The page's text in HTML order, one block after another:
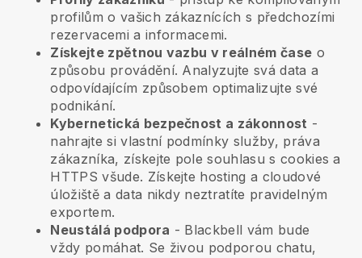
profilům o vašich zákaznících s předchozími
rezervacemi a informacemi.
Získejte zpětnou vazbu v reálném čase o
způsobu provádění. Analyzujte svá data a
odpovídajícím způsobem optimalizujte své
podnikání.
Kybernetická bezpečnost a zákonnost -
nahrajte si vlastní podmínky služby, práva
zákazníka, získejte pole souhlasu s cookies a
HTTPS všude. Získejte hosting a cloudové
úložiště a data nikdy neztratíte pravidelným
exportem.
Neustálá podpora - Blackbell vám bude
vždy pomáhat. Se živou podporou chatu,